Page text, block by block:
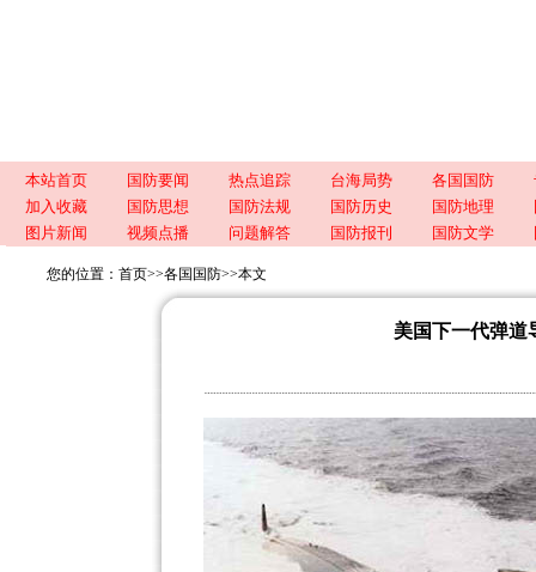
本站首页 国防要闻 热点追踪 台海局势 各国国防
加入收藏
国防思想 国防法规 国防历史 国防地理
图片新闻
视频点播 问题解答 国防报刊 国防文学
您的位置： 首页>>各国国防>>本文
美国下一代弹道